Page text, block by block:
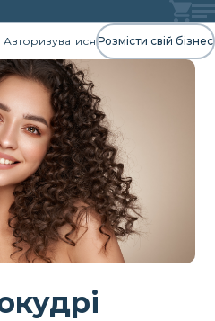
Авторизуватися Розмісти свій бізнес